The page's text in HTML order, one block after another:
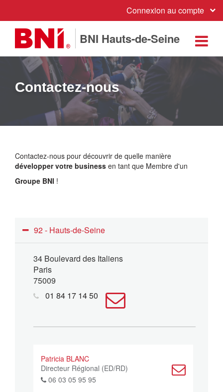
Connexion au compte
BNI Hauts-de-Seine
Contactez-nous
Contactez-nous pour découvrir de quelle manière
développer votre business en tant que Membre d'un
Groupe BNI !
92 - Hauts-de-Seine
34 Boulevard des Italiens
Paris
75009
01 84 17 14 50
Patricia BLANC
Directeur Régional (ED/RD)
06 03 05 95 95